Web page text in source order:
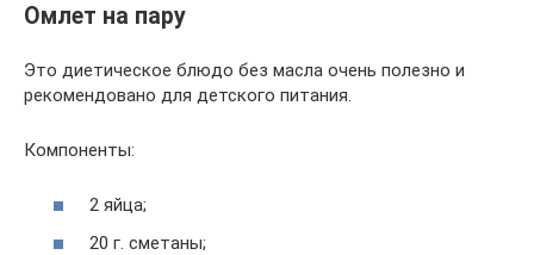
Омлет на пару
Это диетическое блюдо без масла очень полезно и
рекомендовано для детского питания.
Компоненты:
2 яйца;
20 г. сметаны;